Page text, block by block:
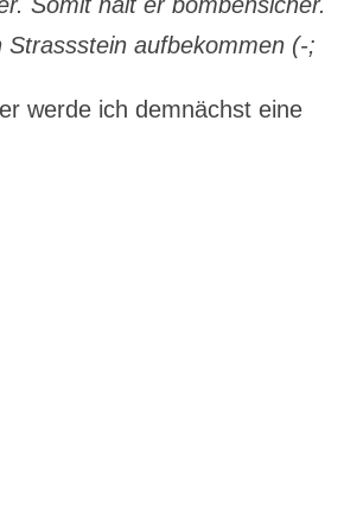
aufbekommen (-;
werde ich demnächst eine